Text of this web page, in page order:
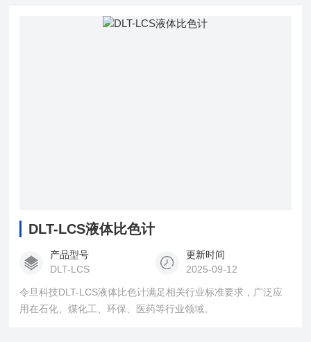
DLT-LCS液体比色计
产品型号
DLT-LCS
更新时间
2025-09-12
令旦科技DLT-LCS液体比色计满足相关行业标准要求，广泛应
用在石化、煤化工、环保、医药等行业领域。